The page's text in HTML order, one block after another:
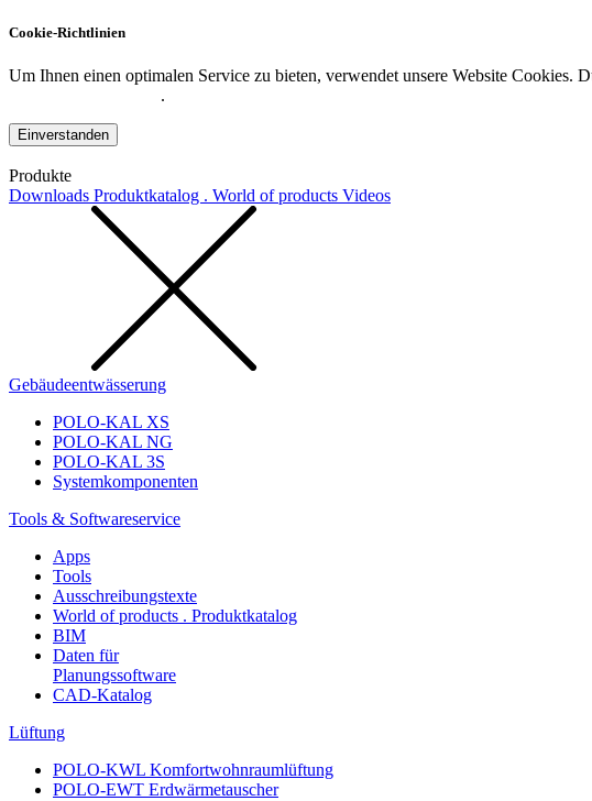
Cookie-Richtlinien
Um Ihnen einen optimalen Service zu bieten, verwendet unsere Website Cookies.
.
Einverstanden
Produkte
Downloads Produktkatalog . World of products Videos
Gebäudeentwässerung
POLO-KAL XS
POLO-KAL NG
POLO-KAL 3S
Systemkomponenten
Tools & Softwareservice
Apps
Tools
Ausschreibungstexte
World of products . Produktkatalog
BIM
Daten für
Planungssoftware
CAD-Katalog
Lüftung
POLO-KWL Komfortwohnraumlüftung
POLO-EWT Erdwärmetauscher